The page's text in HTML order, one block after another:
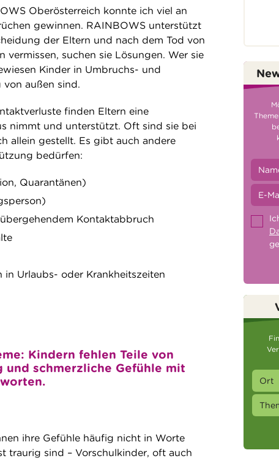
Oberösterreich konnte ich viel an
gewinnen. RAINBOWS unterstützt
der Eltern und nach dem Tod von
vermissen, suchen sie Lösungen. Wer sie
Kinder in Umbruchs- und
außen sind.
finden Eltern eine
nimmt und unterstützt. Oft sind sie bei
allein gestellt. Es gibt auch andere
bedürfen:
Quarantänen)
Kontaktabbruch
Urlaubs- oder Krankheitszeiten
Kindern fehlen Teile von
und schmerzliche Gefühle mit
ihre Gefühle häufig nicht in Worte
traurig sind – Vorschulkinder, oft auch